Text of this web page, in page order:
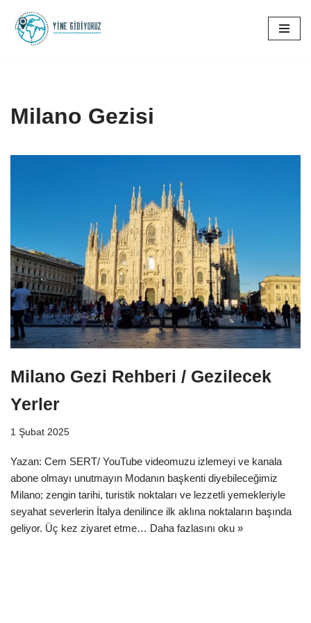
İçeriğe
Milano Gezisi
Milano Gezi Rehberi / Gezilecek
Yerler
1 Şubat 2025
Yazan: Cem SERT/ YouTube videomuzu izlemeyi ve kanala
abone olmayı unutmayın Modanın başkenti diyebileceğimiz
Milano; zengin tarihi, turistik noktaları ve lezzetli yemekleriyle
seyahat severlerin İtalya denilince ilk aklına noktaların başında
geliyor. Üç kez ziyaret etme… Daha fazlasını oku »